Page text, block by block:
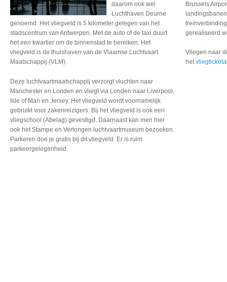
daarom ook wel
Luchthaven Deurne
genoemd. Het vliegveld is 5 kilometer gelegen van het
stadscentrum van Antwerpen. Met de auto of de taxi duurt
het een kwartier om de binnenstad te bereiken. Het
vliegveld is de thuishaven van de Vlaamse Luchtvaart
Maatschappij (VLM).
Deze luchtvaartmaatschappij verzorgt vluchten naar
Manchester en Londen en vliegt via Londen naar Liverpool,
Isle of Man en Jersey. Het vliegveld wordt voornamelijk
gebruikt voor zakenreizigers. Bij het vliegveld is ook een
vliegschool (Abelag) gevestigd. Daarnaast kan men hier
ook het Stampe en Vertongen luchtvaartmuseum bezoeken.
Parkeren doe je gratis bij dit vliegveld. Er is ruim
parkeergelegenheid.
Brussels
gerealiseerd
Vliegen naar
het